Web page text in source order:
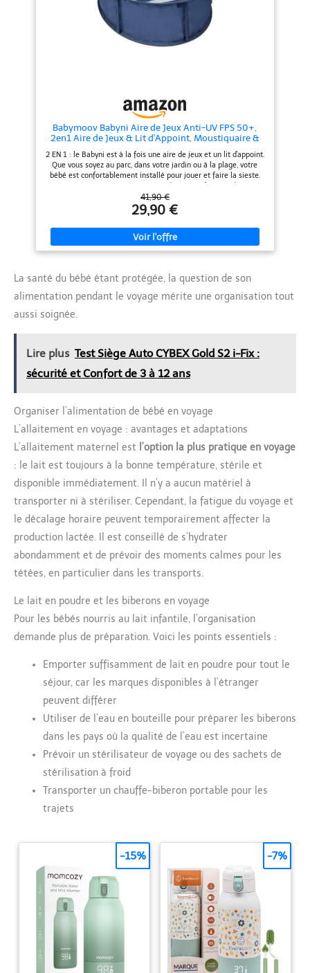
l'impact sur l’environnement,
tout en restant pratique à
transporter Accessoire
indispensable pour les vacances :
Le filet anti-moustique pour lit
l'extérieur, avec un petit poids,
une grande praticité et une
grande commodité.
Babymoov Babyni Aire de Jeux Anti-UV FPS 50+,
2en1 Aire de Jeux & Lit d'Appoint, Moustiquaire &
Simple à Installer, Marinière
2 EN 1 : le Babyni est à la fois une aire de jeux et un lit d'appoint.
Que vous soyez au parc, dans votre jardin ou à la plage, votre
bébé est confortablement installé pour jouer et faire la sieste.
PROTECTION ANTI-UV : cette aire de jeux arrête jusqu'à 99%
des rayons nocifs du soleil (UVA et UVB) avec sa toile haute
protection FPS 50+. Elle protège également du vent et du sable.
MOUSTIQUAIRE & AUVENT INTEGRES : le Babyni a un auvent
rabattable et une moustiquaire à maille fine amovible. Votre
enfant est protégé contre les moustiques et tous les autres
insectes. FACILE A INSTALLER : le Babyni se plie et se replie
vous. MULTIUSAGES : Le Babyni s'utilise à l'extérieur et à
l'intérieur. Vous pouvez attacher des jouets aux 2 boucles. En
enlevant le auvent, le Babyni peut se transformer en piscine à
41,90 €
29,90 €
La santé du bébé étant protégée, la question de son
alimentation pendant le voyage mérite une organisation tout
aussi soignée.
Lire plus Test Siège Auto CYBEX Gold S2 i-Fix :
sécurité et Confort de 3 à 12 ans
Organiser l’alimentation de bébé en voyage
L’allaitement en voyage : avantages et adaptations
L’allaitement maternel est l’option la plus pratique en voyage
: le lait est toujours à la bonne température, stérile et
disponible immédiatement. Il n’y a aucun matériel à
transporter ni à stériliser. Cependant, la fatigue du voyage et
le décalage horaire peuvent temporairement affecter la
production lactée. Il est conseillé de s’hydrater
abondamment et de prévoir des moments calmes pour les
tétées, en particulier dans les transports.
Le lait en poudre et les biberons en voyage
Pour les bébés nourris au lait infantile, l’organisation
demande plus de préparation. Voici les points essentiels :
Emporter suffisamment de lait en poudre pour tout le
séjour, car les marques disponibles à l’étranger
peuvent différer
Utiliser de l’eau en bouteille pour préparer les biberons
dans les pays où la qualité de l’eau est incertaine
Prévoir un stérilisateur de voyage ou des sachets de
stérilisation à froid
Transporter un chauffe-biberon portable pour les
trajets
-15% -7%